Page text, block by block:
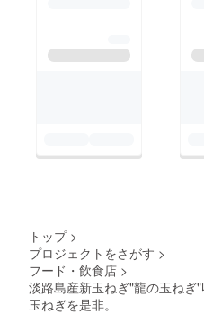
トップ >
プロジェクトをさがす >
フード・飲食店 >
淡路島産新玉ねぎ"龍の玉ねぎ
玉ねぎを是非。